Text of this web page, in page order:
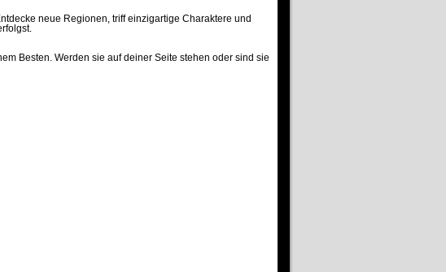
neue Regionen, triff einzigartige Charaktere und
Besten. Werden sie auf deiner Seite stehen oder sind sie